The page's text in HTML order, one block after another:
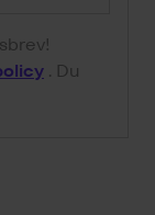
. Du